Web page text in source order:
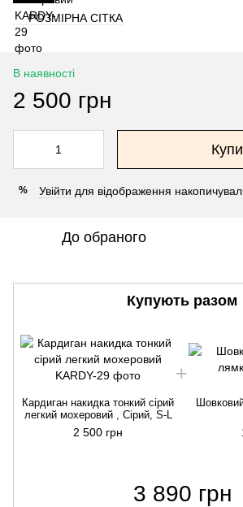
РОЗМІРНА СІТКА
В наявності
2 500 грн
% Увійти для відображення
До обраного
Купують разом
Кардиган накидка тонкий сірий
легкий мохеровий , Сірий, S-L
2 500 грн
3 890 грн